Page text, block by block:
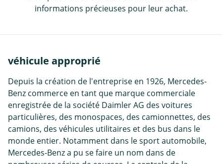
informations précieuses pour leur achat.
véhicule approprié
Depuis la création de l'entreprise en 1926, Mercedes-
Benz commerce en tant que marque commerciale
enregistrée de la société Daimler AG des voitures
particulières, des monospaces, des camionnettes, des
camions, des véhicules utilitaires et des bus dans le
monde entier. Notamment dans le sport automobile,
Mercedes-Benz a pu se faire un nom dans de